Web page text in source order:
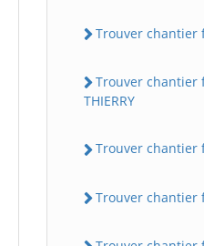
Trouver chantier
Trouver chantier
THIERRY
Trouver chantier
Trouver chantier